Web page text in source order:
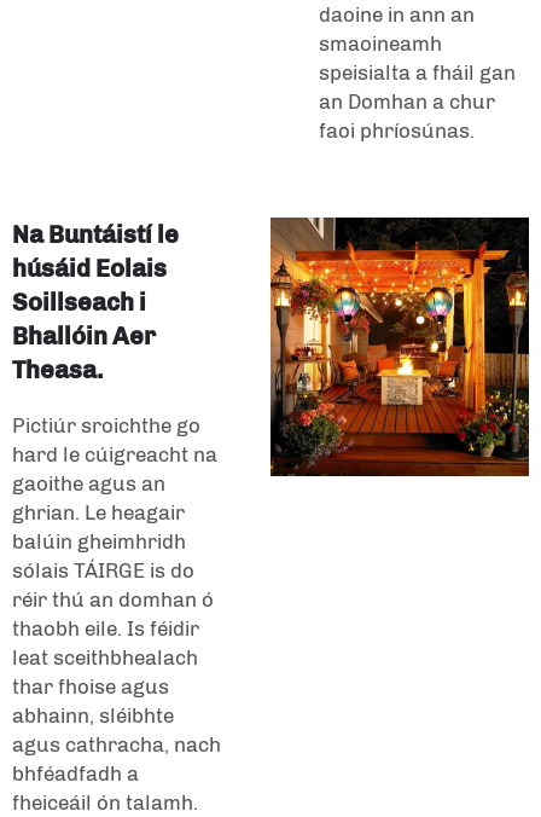
daoine in ann an
smaoineamh
speisialta a fháil gan
an Domhan a chur
faoi phríosúnas.
Na Buntáistí le
húsáid Eolais
Soillseach i
Bhallóin Aer
Theasa.
Pictiúr sroichthe go
hard le cúigreacht na
gaoithe agus an
ghrian. Le heagair
balúin gheimhridh
sólais TÁIRGE is do
réir thú an domhan ó
thaobh eile. Is féidir
leat sceithbhealach
thar fhoise agus
abhainn, sléibhte
agus cathracha, nach
bhféadfadh a
fheiceáil ón talamh.